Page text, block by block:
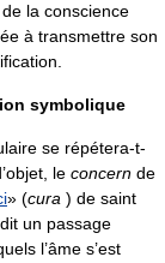
la conscience
à transmettre son
symbolique
se répétera-t-
le concern de
» (cura ) de saint
un passage
l’âme s’est